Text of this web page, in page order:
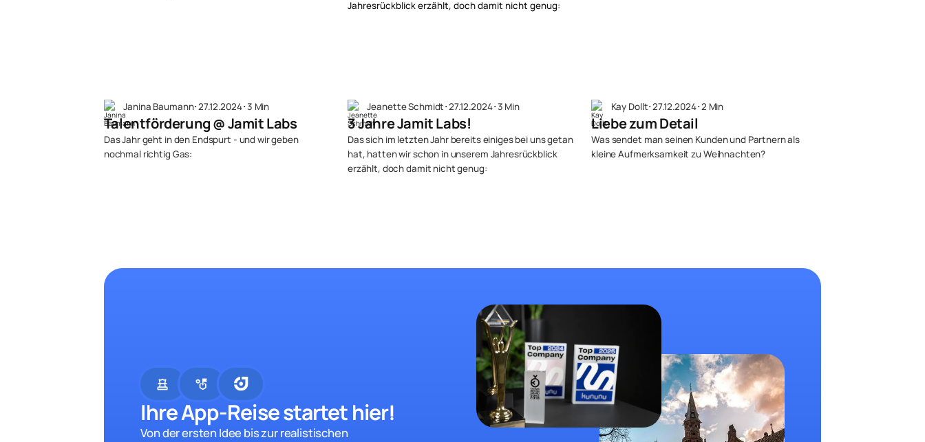
Janina Baumann･27.12.2024･3 Min
Talentförderung @ Jamit Labs
Das Jahr geht in den Endspurt - und wir geben
nochmal richtig Gas:
Jeanette Schmidt･27.12.2024･3 Min
3 Jahre Jamit Labs!
Das sich im letzten Jahr bereits einiges bei uns getan
hat, hatten wir schon in unserem Jahresrückblick
erzählt, doch damit nicht genug:
Kay Dollt･27.12.2024･2 Min
Liebe zum Detail
Was sendet man seinen Kunden und Partnern als
kleine Aufmerksamkeit zu Weihnachten?
chess strategy
Ihre App-Reise startet hier!
Von der ersten Idee bis zur realistischen